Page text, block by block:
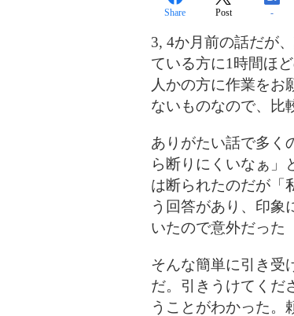
Share Post -
3, 4か月前の話だが
ている方に1時間ほ
人かの方に作業をお
ないものなので、比
ありがたい話で多く
ら断りにくいなぁ」
は断られたのだが「
う回答があり、印象
いたので意外だった
そんな簡単に引き受
だ。引きうけてくだ
うことがわかった。